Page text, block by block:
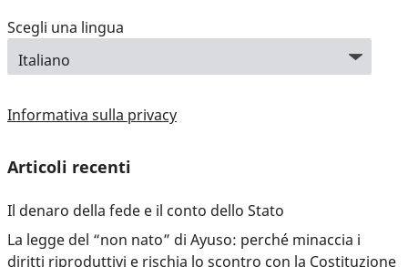
Scegli una lingua
Informativa sulla privacy
Articoli recenti
Il denaro della fede e il conto dello Stato
La legge del “non nato” di Ayuso: perché minaccia i
diritti riproduttivi e rischia lo scontro con la Costituzione